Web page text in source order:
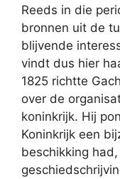
Reeds in die
bronnen uit de
blijvende
vindt dus hier
1825 richtte
over de
koninkrijk. Hij
Koninkrijk een
beschikking